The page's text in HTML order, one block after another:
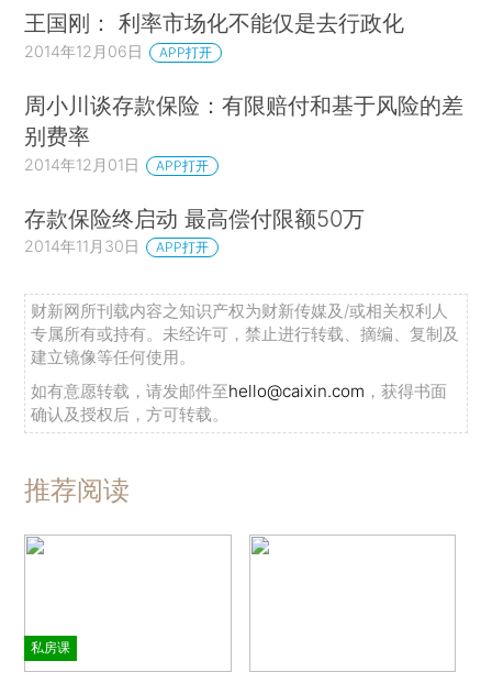
王国刚： 利率市场化不能仅是去行政化
2014年12月06日 APP打开
周小川谈存款保险：有限赔付和基于风险的差
别费率
2014年12月01日 APP打开
存款保险终启动 最高偿付限额50万
2014年11月30日 APP打开
财新网所刊载内容之知识产权为财新传媒及/或相关权利人
专属所有或持有。未经许可，禁止进行转载、摘编、复制及
建立镜像等任何使用。
如有意愿转载，请发邮件至hello@caixin.com ，获得书面
确认及授权后，方可转载。
推荐阅读
私房课